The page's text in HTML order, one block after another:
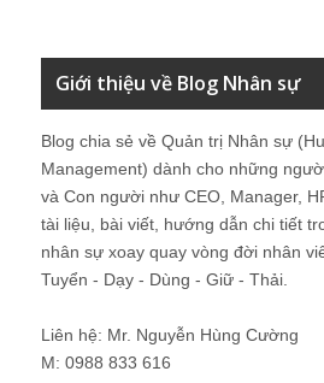
Giới thiệu về Blog Nhân sự
Blog chia sẻ về Quản trị Nhân sự
Management) dành cho những
và Con người như CEO, Manager,
tài liệu, bài viết, hướng dẫn chi tiết
nhân sự xoay quay vòng đời nhân
Tuyển - Dạy - Dùng - Giữ - Thải.
Liên hệ: Mr. Nguyễn Hùng Cường
M: 0988 833 616